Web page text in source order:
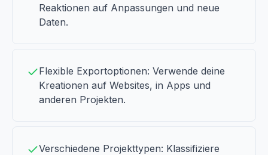
Reaktionen auf Anpassungen und neue
Daten.
Flexible Exportoptionen: Verwende deine
Kreationen auf Websites, in Apps und
anderen Projekten.
Verschiedene Projekttypen: Klassifiziere